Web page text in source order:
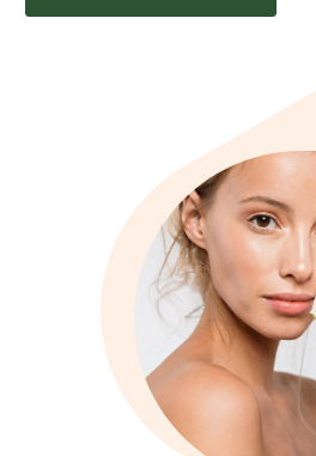
VISCOPURE®
SOLAIRE